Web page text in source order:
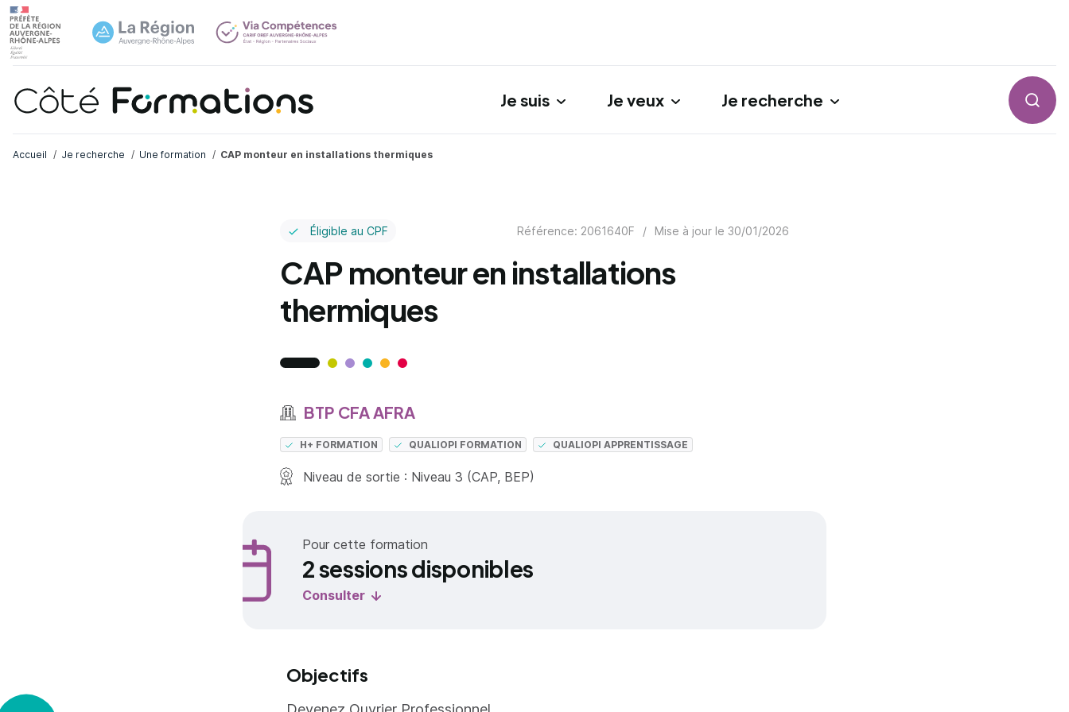
Je suis Je veux Je recherche
Accueil Je recherche Une formation CAP monteur en installations thermiques
Éligible au CPF Référence: 2061640F / Mise à jour le 30/01/2026
CAP monteur en installations
thermiques
BTP CFA AFRA
H+ FORMATION QUALIOPI FORMATION QUALIOPI APPRENTISSAGE
Niveau de sortie : Niveau 3 (CAP, BEP)
Pour cette formation
2 sessions disponibles
Consulter
Objectifs